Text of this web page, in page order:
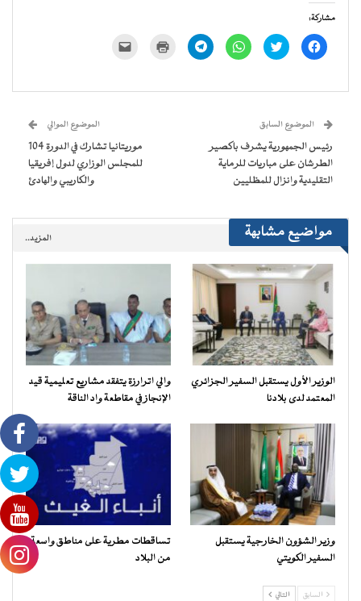
مشاركة:
انقر
للمشاركة
في
اضغط
للمشاركة
في
انقر
للمشاركة
في
انقر
للمشاركة
في
للطباعة
جديدة) الإلكتروني
نافذة
جديدة)
الموضوع السابق
رئيس الجمهورية يشرف باكصير
الطرشان على مباريات للرماية
التقليدية وانزال للمظليين
الموضوع الموالي
موريتانيا تشارك في الدورة 104
للمجلس الوزاري لدول إفريقيا
والكاريبي والهادئ
مواضيع مشابهة المزيد..
الوزير الأول يستقبل السفير الجزائري
المعتمد لدى بلادنا
والي اترارزة يتفقد مشاريع تعليمية قيد
الإنجاز في مقاطعة واد الناقة
وزير الشؤون الخارجية يستقبل
السفير الكويتي
تساقطات مطرية على مناطق واسعة
من البلاد
السابق التالي